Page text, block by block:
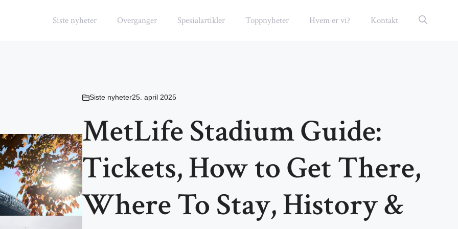
Siste nyheter Overganger Spesialartikler Toppnyheter Hvem er vi? Kontakt
Siste nyheter25. april 2025
MetLife Stadium Guide:
Tickets, How to Get There,
Where To Stay, History &